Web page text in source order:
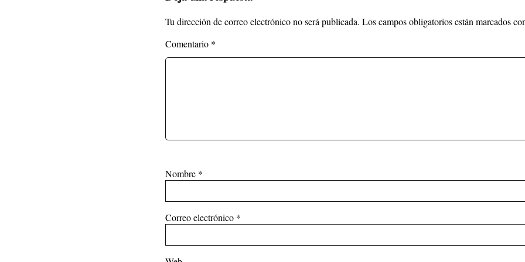
Tu dirección de correo electrónico no será publicada. Los campos obligatorios están marcados
Comentario *
Nombre *
Correo electrónico *